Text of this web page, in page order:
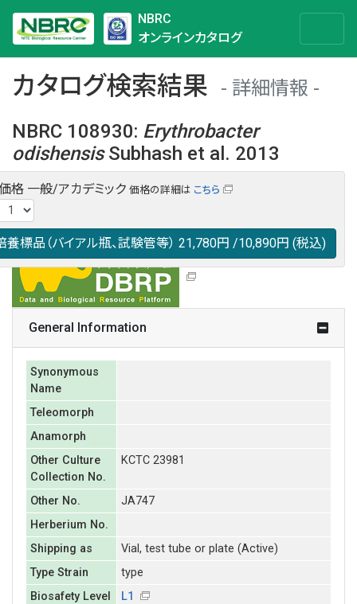
NBRC
オンラインカタログ
カタログ検索結果
詳細情報
NBRC 108930: Erythrobacter
odishensisSubhash et al. 2013
NBRC 108930の情報や関連データは以下のバナー(DBRP)か
らご覧ください。
日本語での検索も可能です。
格 一般/アカデミック 価格の詳細は こちら
養標品（バイアル瓶、試験管等） 21,780円 /10,890円 (税込)
General Information
Synonymous
Name
Teleomorph
Anamorph
Other Culture
Collection No.
KCTC 23981
Other No.
JA747
Herberium No.
Shipping as
Vial, test tube or plate (Active)
Type Strain
type
Biosafety Level
L1